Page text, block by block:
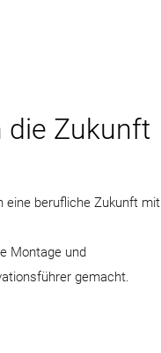
die Zukunft
eine berufliche Zukunft mit
Montage und
gemacht.